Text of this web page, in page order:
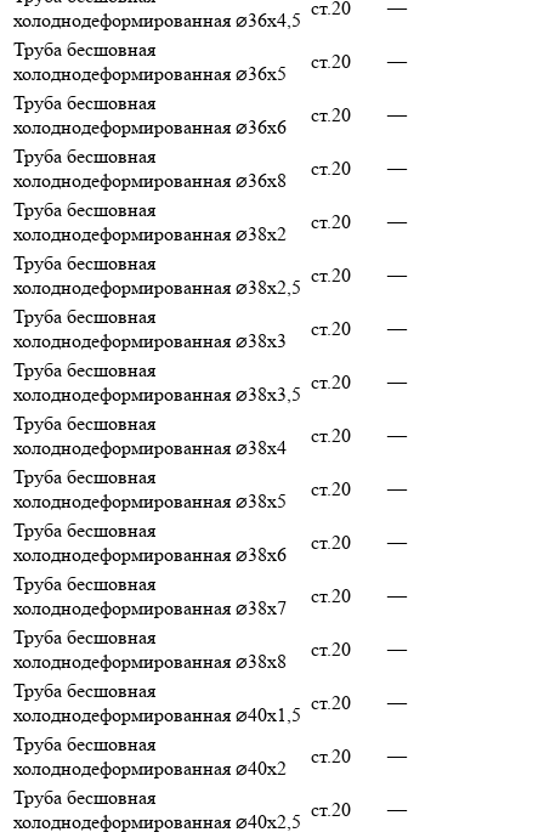
холоднодеформированная ⌀36х4,5
ст.20
—
Труба бесшовная
холоднодеформированная ⌀36х5
ст.20
—
Труба бесшовная
холоднодеформированная ⌀36х6
ст.20
—
Труба бесшовная
холоднодеформированная ⌀36х8
ст.20
—
Труба бесшовная
холоднодеформированная ⌀38х2
ст.20
—
Труба бесшовная
холоднодеформированная ⌀38х2,5
ст.20
—
Труба бесшовная
холоднодеформированная ⌀38х3
ст.20
—
Труба бесшовная
холоднодеформированная ⌀38х3,5
ст.20
—
Труба бесшовная
холоднодеформированная ⌀38х4
ст.20
—
Труба бесшовная
холоднодеформированная ⌀38х5
ст.20
—
Труба бесшовная
холоднодеформированная ⌀38х6
ст.20
—
Труба бесшовная
холоднодеформированная ⌀38х7
ст.20
—
Труба бесшовная
холоднодеформированная ⌀38х8
ст.20
—
Труба бесшовная
холоднодеформированная ⌀40х1,5
ст.20
—
Труба бесшовная
холоднодеформированная ⌀40х2
ст.20
—
Труба бесшовная
холоднодеформированная ⌀40х2,5
ст.20
—